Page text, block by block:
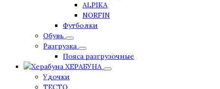
ALPIKA
NORFIN
Футболки
Обувь
Разгрузка
Пояса разгрузочные
ХЕРАБУНА
Удочки
ТЕСТО